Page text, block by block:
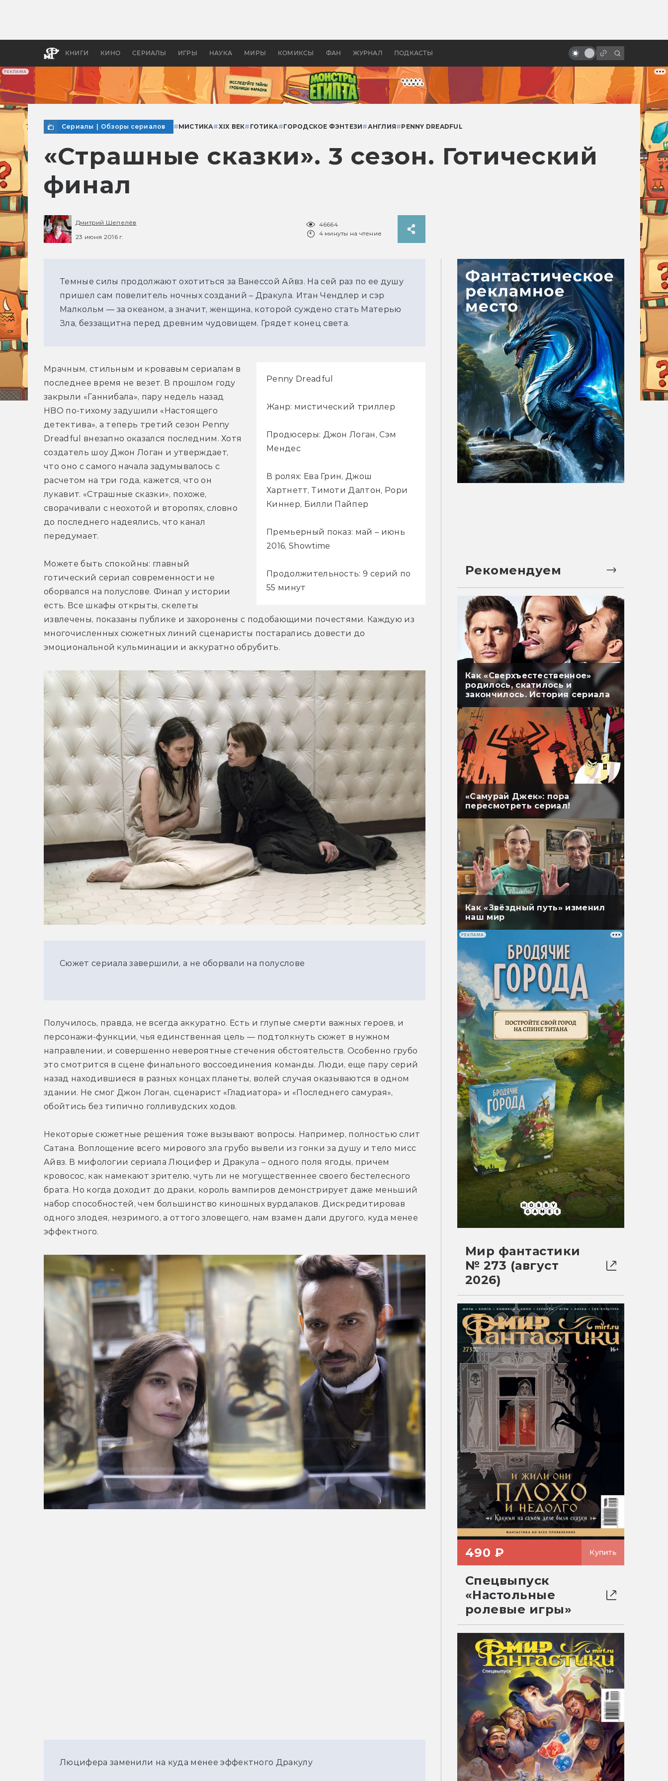
РЕКЛАМА
КНИГИ КИНО СЕРИАЛЫ ИГРЫ НАУКА МИРЫ КОМИКСЫ ФАН ЖУРНАЛ ПОДКАСТЫ
апокалипсис, в России —
бы «Властелина колец»
спустя двадцать лет?
Сериалы Обзоры сериалов #МИСТИКА#XIX ВЕК# ГОТИКА#ГОРОДСКОЕ ФЭНТЕЗИ#АНГЛИЯ#PENNY DREADFUL
«Страшные сказки». 3 сезон. Готический
финал
Дмитрий Шепелёв
23 июня 2016 г.
46664
4 минуты на чтение
Темные силы продолжают охотиться за Ванессой Айвз. На сей раз по ее душу
пришел сам повелитель ночных созданий – Дракула. Итан Чендлер и сэр
Малкольм — за океаном, а значит, женщина, которой суждено стать Матерью
Зла, беззащитна перед древним чудовищем. Грядет конец света.
Penny Dreadful
Жанр: мистический триллер
Продюсеры: Джон Логан, Сэм
Мендес
В ролях: Ева Грин, Джош
Хартнетт, Тимоти Далтон, Рори
Киннер, Билли Пайпер
Премьерный показ: май – июнь
2016, Showtime
Продолжительность: 9 серий по
55 минут
Мрачным, стильным и кровавым сериалам в
последнее время не везет. В прошлом году
закрыли «Ганнибала», пару недель назад
HBO по-тихому задушили «Настоящего
детектива», а теперь третий сезон Penny
Dreadful внезапно оказался последним. Хотя
создатель шоу Джон Логан и утверждает,
что оно с самого начала задумывалось с
расчетом на три года, кажется, что он
лукавит. «Страшные сказки», похоже,
сворачивали с неохотой и второпях, словно
до последнего надеялись, что канал
передумает.
Можете быть спокойны: главный
готический сериал современности не
оборвался на полуслове. Финал у истории
есть. Все шкафы открыты, скелеты
извлечены, показаны публике и захоронены с подобающими почестями. Каждую из
многочисленных сюжетных линий сценаристы постарались довести до
эмоциональной кульминации и аккуратно обрубить.
Сюжет сериала завершили, а не оборвали на полуслове
Получилось, правда, не всегда аккуратно. Есть и глупые смерти важных героев, и
персонажи-функции, чья единственная цель — подтолкнуть сюжет в нужном
направлении, и совершенно невероятные стечения обстоятельств. Особенно грубо
это смотрится в сцене финального воссоединения команды. Люди, еще пару серий
назад находившиеся в разных концах планеты, волей случая оказываются в одном
здании. Не смог Джон Логан, сценарист «Гладиатора» и «Последнего самурая»,
обойтись без типично голливудских ходов.
Некоторые сюжетные решения тоже вызывают вопросы. Например, полностью слит
Сатана. Воплощение всего мирового зла грубо вывели из гонки за душу и тело мисс
Айвз. В мифологии сериала Люцифер и Дракула – одного поля ягоды, причем
кровосос, как намекают зрителю, чуть ли не могущественнее своего бестелесного
брата. Но когда доходит до драки, король вампиров демонстрирует даже меньший
набор способностей, чем большинство киношных вурдалаков. Дискредитировав
одного злодея, незримого, а оттого зловещего, нам взамен дали другого, куда менее
эффектного.
Люцифера заменили на куда менее эффектного Дракулу
Рекомендуем
Как «Сверхъестественное»
родилось, скатилось и
закончилось. История сериала
«Самурай Джек»: пора
пересмотреть сериал!
Как «Звёздный путь» изменил
наш мир
РЕКЛАМА
Мир фантастики
№ 273 (август
2026)
490 ₽ Купить
Спецвыпуск
«Настольные
ролевые игры»